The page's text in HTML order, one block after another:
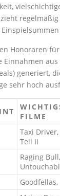
Honoraren
Einnahmen
generiert,
sehr hoch
FILME
Taxi
Teil II
Raging